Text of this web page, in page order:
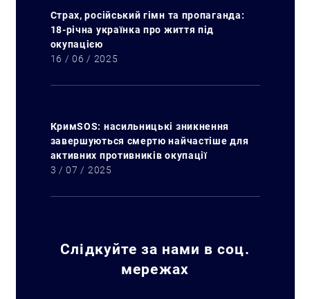
Страх, російський гімн та пропаганда:
18-річна українка про життя під
окупацією
16 / 06 / 2025
КримSOS: насильницькі зникнення
завершуються смертю найчастіше для
активних противників окупації
3 / 07 / 2025
Слідкуйте за нами в соц.
мережах